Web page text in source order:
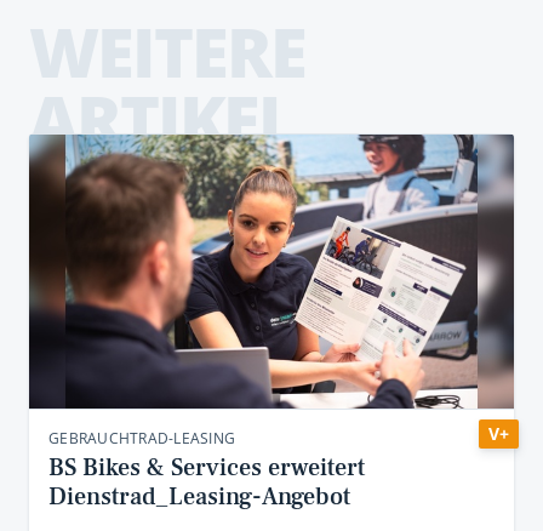
ARTIKEL
V+
GEBRAUCHTRAD-LEASING
BS Bikes & Services erweitert
Dienstrad_Leasing-Angebot